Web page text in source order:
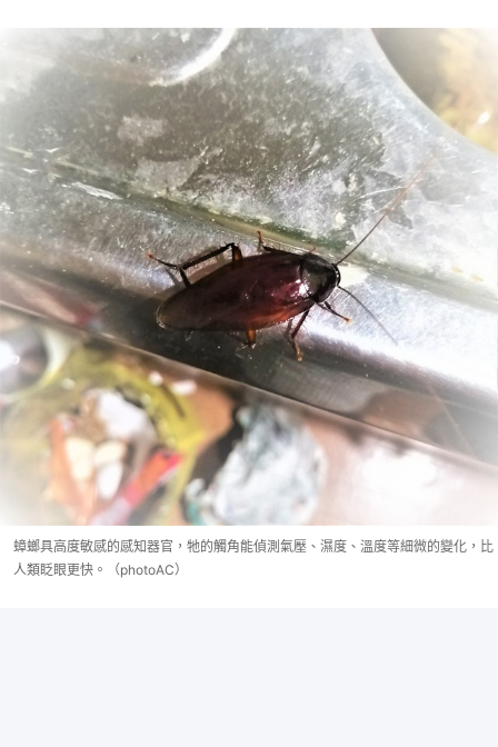
蟑螂具高度敏感的感知器官，牠的觸角能偵測氣壓、濕度、溫度等細微的變化，比
人類眨眼更快。（photoAC）